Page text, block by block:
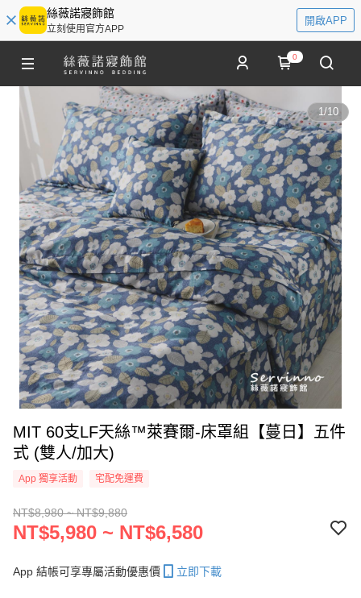
絲薇諾寢飾館
立刻使用官方APP
開啟APP
0
1/10
MIT 60支LF天絲™萊賽爾-床罩組【蔓日】五件
式 (雙人/加大)
App 獨享活動 宅配免運費
NT$8,980 ~ NT$9,880
NT$5,980 ~ NT$6,580
App 結帳可享專屬活動優惠價 立即下載